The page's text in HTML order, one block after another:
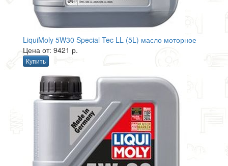
LiquiMoly 5W30 Special Tec LL (5L) масло моторное
Цена от: 9421 р.
Купить